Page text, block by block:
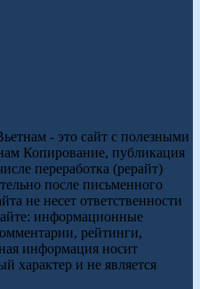
- это сайт с полезными
Копирование, публикация
переработка (рерайт)
после письменного
не несет ответственности
информационные
рейтинги,
информация носит
характер и не является